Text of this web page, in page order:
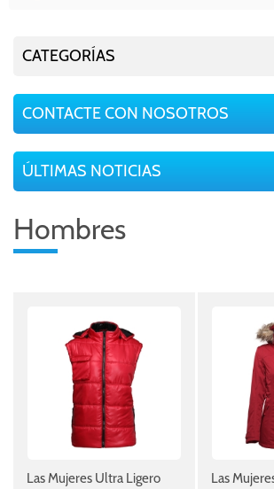
CATEGORÍAS
CONTACTE CON NOSOTROS
ÚLTIMAS NOTICIAS
Hombres
Las Mujeres Ultra Ligero
Las